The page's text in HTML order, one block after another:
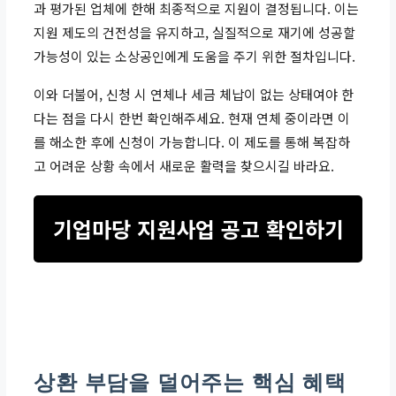
과 평가된 업체에 한해 최종적으로 지원이 결정됩니다. 이는
지원 제도의 건전성을 유지하고, 실질적으로 재기에 성공할
가능성이 있는 소상공인에게 도움을 주기 위한 절차입니다.
이와 더불어, 신청 시 연체나 세금 체납이 없는 상태여야 한
다는 점을 다시 한번 확인해주세요. 현재 연체 중이라면 이
를 해소한 후에 신청이 가능합니다. 이 제도를 통해 복잡하
고 어려운 상황 속에서 새로운 활력을 찾으시길 바라요.
기업마당 지원사업 공고 확인하기
상환 부담을 덜어주는 핵심 혜택